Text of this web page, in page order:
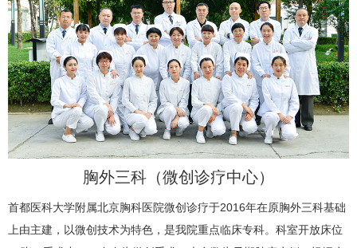
胸外三科（微创诊疗中心）
首都医科大学附属北京胸科医院微创诊疗于2016年在原胸外三科基础
上由主建，以微创技术为特色，是我院重点临床专科。科室开放床位